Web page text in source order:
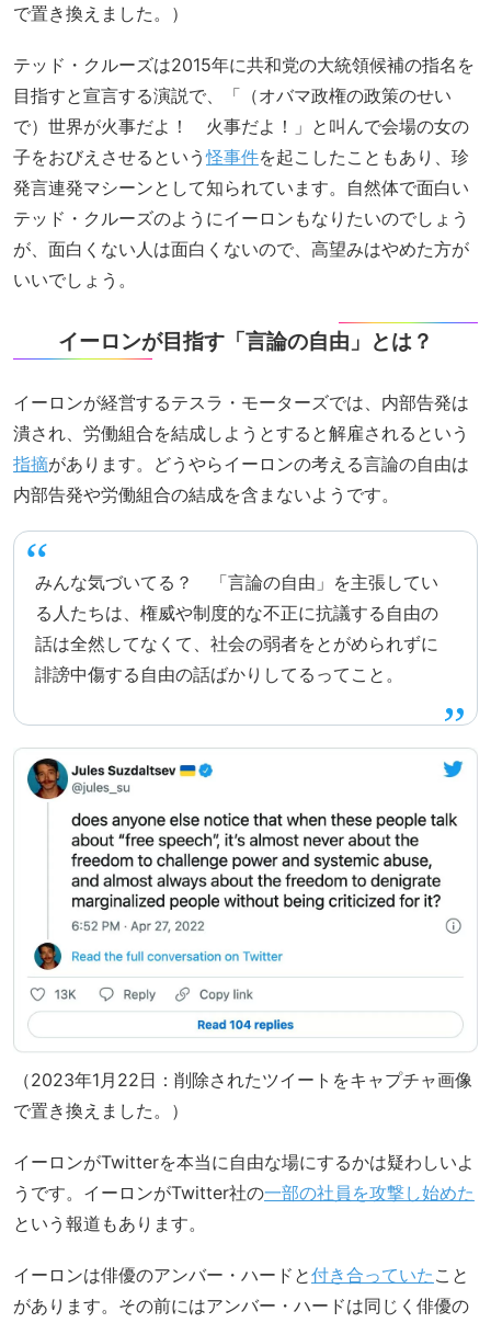
で置き換えました。）
テッド・クルーズは2015年に共和党の大統領候補の指名を
目指すと宣言する演説で、「（オバマ政権の政策のせい
で）世界が火事だよ！ 火事だよ！」と叫んで会場の女の
子をおびえさせるという怪事件を起こしたこともあり、珍
発言連発マシーンとして知られています。自然体で面白い
テッド・クルーズのようにイーロンもなりたいのでしょう
が、面白くない人は面白くないので、高望みはやめた方が
いいでしょう。
イーロンが目指す「言論の自由」とは？
イーロンが経営するテスラ・モーターズでは、内部告発は
潰され、労働組合を結成しようとすると解雇されるという
指摘があります。どうやらイーロンの考える言論の自由は
内部告発や労働組合の結成を含まないようです。
みんな気づいてる？ 「言論の自由」を主張してい
る人たちは、権威や制度的な不正に抗議する自由の
話は全然してなくて、社会の弱者をとがめられずに
誹謗中傷する自由の話ばかりしてるってこと。
（2023年1月22日：削除されたツイートをキャプチャ画像
で置き換えました。）
イーロンがTwitterを本当に自由な場にするかは疑わしいよ
うです。イーロンがTwitter社の一部の社員を攻撃し始めた
という報道もあります。
イーロンは俳優のアンバー・ハードと付き合っていた こと
があります。その前にはアンバー・ハードは同じく俳優の